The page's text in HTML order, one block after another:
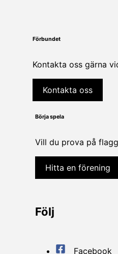
Förbundet
Kontakta oss gärna
Kontakta oss
Börja spela
Vill du prova på
Hitta en förening
Följ
Facebook